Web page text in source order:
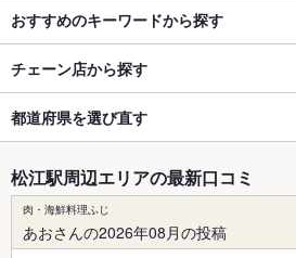
おすすめのキーワードから探す
チェーン店から探す
都道府県を選び直す
松江駅周辺エリアの最新口コミ
肉・海鮮料理ふじ
あおさんの2026年08月の投稿